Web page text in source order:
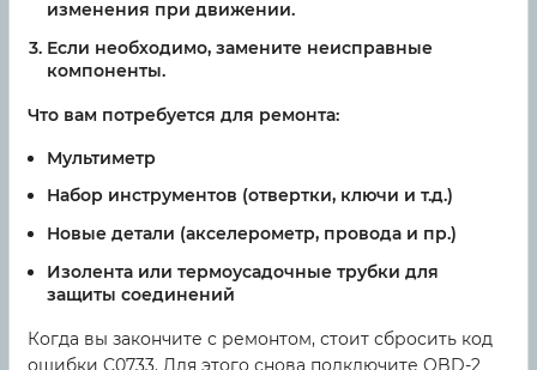
изменения при движении.
Если необходимо, замените неисправные
компоненты.
Что вам потребуется для ремонта:
Мультиметр
Набор инструментов (отвертки, ключи и т.д.)
Новые детали (акселерометр, провода и пр.)
Изолента или термоусадочные трубки для
защиты соединений
Когда вы закончите с ремонтом, стоит сбросить код
ошибки C0733. Для этого снова подключите OBD-2